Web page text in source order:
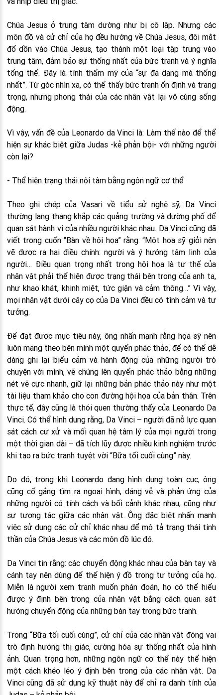
Chúa Jesus ở trung tâm dường như bị cô lập. Nhưng các
môn đồ và cử chỉ của họ đều hướng về Chúa Jesus, đôi mắt
đổ dồn vào Chúa Jesus, tạo thành một loại tập trung vào
trung tâm, đảm bảo sự thống nhất của bức tranh và ý nghĩa
tổng thể. Đây là tính thẩm mỹ của “sự đa dạng mà thống
nhất”. Từ góc nhìn xa, có thể thấy bức tranh ổn định và trang
trọng, nhưng phong thái của các nhân vật lại vô cùng sống
động.
Vì vậy, vấn đề của Leonardo da Vinci là: Làm thế nào để thể
hiện sự khác biệt giữa Judas -kẻ phản bội- với những người
còn lại?
- Thể hiện trạng thái nội tâm bằng ngôn ngữ cơ thể
Theo ghi chép của Vasari về tiểu sử nghệ sỹ, Da Vinci
thường lang thang khắp các quảng trường và đường phố để
quan sát hành vi của nhiều người khác nhau. Da Vinci cũng đã
viết trong cuốn “Bàn về hội họa” rằng: “Một họa sỹ giỏi nên
vẽ được ra hai điều chính: người và ý hướng tâm linh của
người… Điều quan trọng nhất trong hội họa là tư thế của
nhân vật phải thể hiện được trạng thái bên trong của anh ta,
như khao khát, khinh miệt, tức giận và cảm thông…” Vì vậy,
mọi nhân vật dưới cây cọ của Da Vinci đều có tình cảm và tư
tưởng.
Để đạt được mục tiêu này, ông nhấn mạnh rằng họa sỹ nên
luôn mang theo bên mình một quyển phác thảo, để có thể dễ
dàng ghi lại biểu cảm và hành động của những người trò
chuyện với mình, vẽ chúng lên quyển phác thảo bằng những
nét vẽ cực nhanh, giữ lại những bản phác thảo này như một
tài liệu tham khảo cho con đường hội họa của bản thân. Trên
thực tế, đây cũng là thói quen thường thấy của Leonardo Da
Vinci. Có thể hình dung rằng, Da Vinci – người đã nỗ lực quan
sát cách cư xử và mối quan hệ tâm lý của mọi người trong
một thời gian dài – đã tích lũy được nhiều kinh nghiệm trước
khi tạo ra bức tranh tuyệt vời “Bữa tối cuối cùng” này.
Do đó, trong khi Leonardo đang hình dung toàn cục, ông
cũng cố gắng tìm ra ngoại hình, dáng vẻ và phản ứng của
những người có tính cách và bối cảnh khác nhau, cũng như
sự tương tác giữa các nhân vật. Ông đặc biệt nhấn mạnh
việc sử dụng các cử chỉ khác nhau để mô tả trạng thái tinh
thần của Chúa Jesus và các môn đồ lúc đó.
Da Vinci tin rằng: các chuyển động khác nhau của bàn tay và
cánh tay nên dùng để thể hiện ý đồ trong tư tưởng của họ.
Miễn là người xem tranh muốn phán đoán, họ có thể hiểu
được ý định bên trong của nhân vật bằng cách quan sát
hướng chuyển động của những bàn tay trong bức tranh.
Trong “Bữa tối cuối cùng”, cử chỉ của các nhân vật đóng vai
trò định hướng thị giác, cường hóa sự thống nhất của hình
ảnh. Quan trọng hơn, những ngôn ngữ cơ thể này thể hiện
một cách khéo léo ý định bên trong của các nhân vật. Da
Vinci cũng đã sử dụng kỹ thuật này để chỉ ra danh tính của